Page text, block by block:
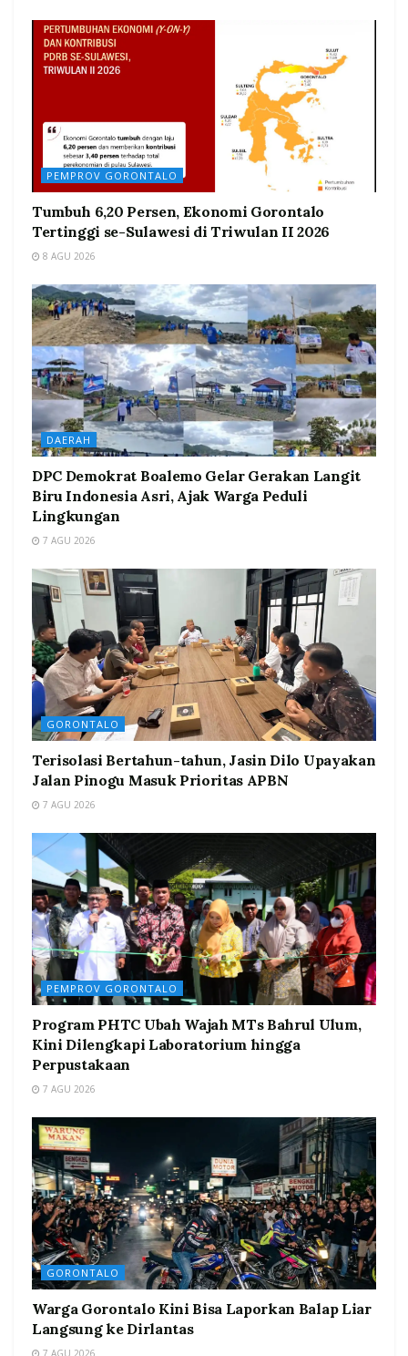
PEMPROV GORONTALO
Tumbuh 6,20 Persen, Ekonomi Gorontalo
Tertinggi se-Sulawesi di Triwulan II 2026
8 AGU 2026
DAERAH
DPC Demokrat Boalemo Gelar Gerakan Langit
Biru Indonesia Asri, Ajak Warga Peduli
Lingkungan
7 AGU 2026
GORONTALO
Terisolasi Bertahun-tahun, Jasin Dilo Upayakan
Jalan Pinogu Masuk Prioritas APBN
7 AGU 2026
PEMPROV GORONTALO
Program PHTC Ubah Wajah MTs Bahrul Ulum,
Kini Dilengkapi Laboratorium hingga
Perpustakaan
7 AGU 2026
GORONTALO
Warga Gorontalo Kini Bisa Laporkan Balap Liar
Langsung ke Dirlantas
7 AGU 2026